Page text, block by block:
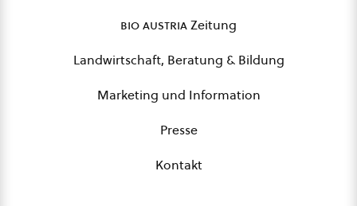
bio austriaZeitung
Landwirtschaft, Beratung & Bildung
Marketing und Information
Presse
Kontakt